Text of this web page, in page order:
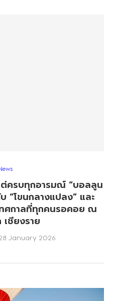
ต่ครบทุกอารมณ์ “บอลลูน
“โขนกลางแปลง” และ
ศกาลที่ทุกคนรอคอย ณ
ชียงราย
January 2026